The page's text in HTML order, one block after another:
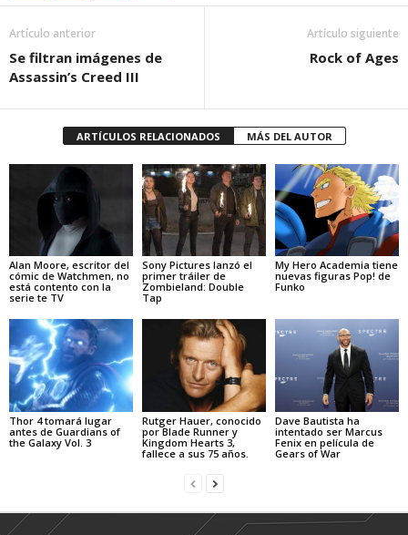
Artículo anterior
Se filtran imágenes de
Assassin’s Creed III
Artículo siguiente
Rock of Ages
ARTÍCULOS RELACIONADOS MÁS DEL AUTOR
Alan Moore, escritor del
cómic de Watchmen, no
está contento con la
serie te TV
Sony Pictures lanzó el
primer tráiler de
Zombieland: Double
Tap
My Hero Academia tiene
nuevas figuras Pop! de
Funko
Thor 4 tomará lugar
antes de Guardians of
the Galaxy Vol. 3
Rutger Hauer, conocido
por Blade Runner y
Kingdom Hearts 3,
fallece a sus 75 años.
Dave Bautista ha
intentado ser Marcus
Fenix en película de
Gears of War